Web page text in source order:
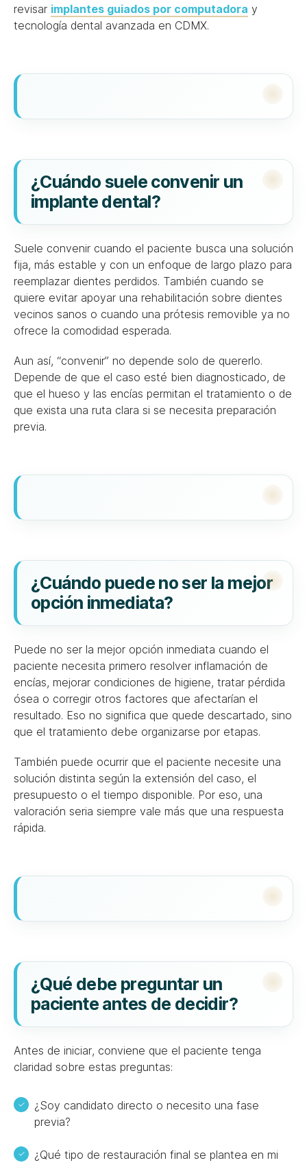
revisar implantes guiados por computadora y
tecnología dental avanzada en CDMX.
¿Cuándo suele convenir un
implante dental?
Suele convenir cuando el paciente busca una solución
fija, más estable y con un enfoque de largo plazo para
reemplazar dientes perdidos. También cuando se
quiere evitar apoyar una rehabilitación sobre dientes
vecinos sanos o cuando una prótesis removible ya no
ofrece la comodidad esperada.
Aun así, “convenir” no depende solo de quererlo.
Depende de que el caso esté bien diagnosticado, de
que el hueso y las encías permitan el tratamiento o de
que exista una ruta clara si se necesita preparación
previa.
¿Cuándo puede no ser la mejor
opción inmediata?
Puede no ser la mejor opción inmediata cuando el
paciente necesita primero resolver inflamación de
encías, mejorar condiciones de higiene, tratar pérdida
ósea o corregir otros factores que afectarían el
resultado. Eso no significa que quede descartado, sino
que el tratamiento debe organizarse por etapas.
También puede ocurrir que el paciente necesite una
solución distinta según la extensión del caso, el
presupuesto o el tiempo disponible. Por eso, una
valoración seria siempre vale más que una respuesta
rápida.
¿Qué debe preguntar un
paciente antes de decidir?
Antes de iniciar, conviene que el paciente tenga
claridad sobre estas preguntas:
¿Soy candidato directo o necesito una fase
previa?
¿Qué tipo de restauración final se plantea en mi